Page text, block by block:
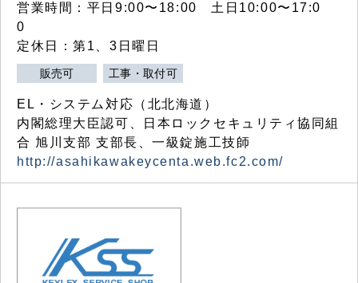
営業時間：平日9:00〜18:00 土日10:00〜17:0
0
定休日：第1、3日曜日
販売可 工事・取付可
EL・システム対応（北北海道）
内閣総理大臣認可、日本ロックセキュリティ協同組
合 旭川支部 支部長、一級錠施工技師
http://asahikawakeycenta.web.fc2.com/